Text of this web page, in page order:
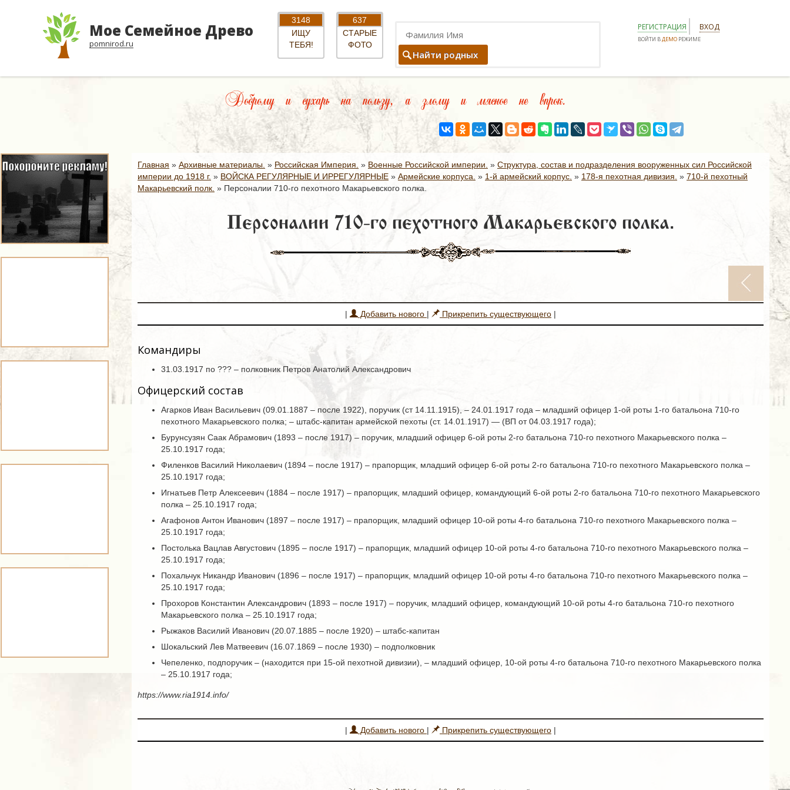
Мое Семейное Древо
pomnirod.ru
3148
ИЩУ
ТЕБЯ!
637
СТАРЫЕ
ФОТО
Найти родных
РЕГИСТРАЦИЯ ВХОД
ВОЙТИ ВДЕМО РЕЖИМЕ
Доброму и сухарь на пользу, а злому и мясное не впрок.
Главная » Архивные материалы. » Российская Империя. » Военные Российской империи. » Структура, состав и подразделения вооруженных сил Российской
империи до 1918 г. » ВОЙСКА РЕГУЛЯРНЫЕ И ИРРЕГУЛЯРНЫЕ » Армейские корпуса. » 1-й армейский корпус. » 178-я пехотная дивизия. » 710-й пехотный
Макарьевский полк. » Персоналии 710-го пехотного Макарьевского полка.
Персоналии 710-го пехотного Макарьевского полка.
| Добавить нового | Прикрепить существующего |
Командиры
31.03.1917 по ??? – полковник Петров Анатолий Александрович
Офицерский состав
Агарков Иван Васильевич (09.01.1887 – после 1922), поручик (ст 14.11.1915), – 24.01.1917 года – младший офицер 1-ой роты 1-го батальона 710-го
пехотного Макарьевского полка; – штабс-капитан армейской пехоты (ст. 14.01.1917) — (ВП от 04.03.1917 года);
Бурунсузян Саак Абрамович (1893 – после 1917) – поручик, младший офицер 6-ой роты 2-го батальона 710-го пехотного Макарьевского полка –
25.10.1917 года;
Филенков Василий Николаевич (1894 – после 1917) – прапорщик, младший офицер 6-ой роты 2-го батальона 710-го пехотного Макарьевского полка –
25.10.1917 года;
Игнатьев Петр Алексеевич (1884 – после 1917) – прапорщик, младший офицер, командующий 6-ой роты 2-го батальона 710-го пехотного Макарьевского
полка – 25.10.1917 года;
Агафонов Антон Иванович (1897 – после 1917) – прапорщик, младший офицер 10-ой роты 4-го батальона 710-го пехотного Макарьевского полка –
25.10.1917 года;
Постолька Вацлав Августович (1895 – после 1917) – прапорщик, младший офицер 10-ой роты 4-го батальона 710-го пехотного Макарьевского полка –
25.10.1917 года;
Похальчук Никандр Иванович (1896 – после 1917) – прапорщик, младший офицер 10-ой роты 4-го батальона 710-го пехотного Макарьевского полка –
25.10.1917 года;
Прохоров Константин Александрович (1893 – после 1917) – поручик, младший офицер, командующий 10-ой роты 4-го батальона 710-го пехотного
Макарьевского полка – 25.10.1917 года;
Рыжаков Василий Иванович (20.07.1885 – после 1920) – штабс-капитан
Шокальский Лев Матвеевич (16.07.1869 – после 1930) – подполковник
Чепеленко, подпоручик – (находится при 15-ой пехотной дивизии), – младший офицер, 10-ой роты 4-го батальона 710-го пехотного Макарьевского полка
– 25.10.1917 года;
https://www.ria1914.info/
| Добавить нового | Прикрепить существующего |